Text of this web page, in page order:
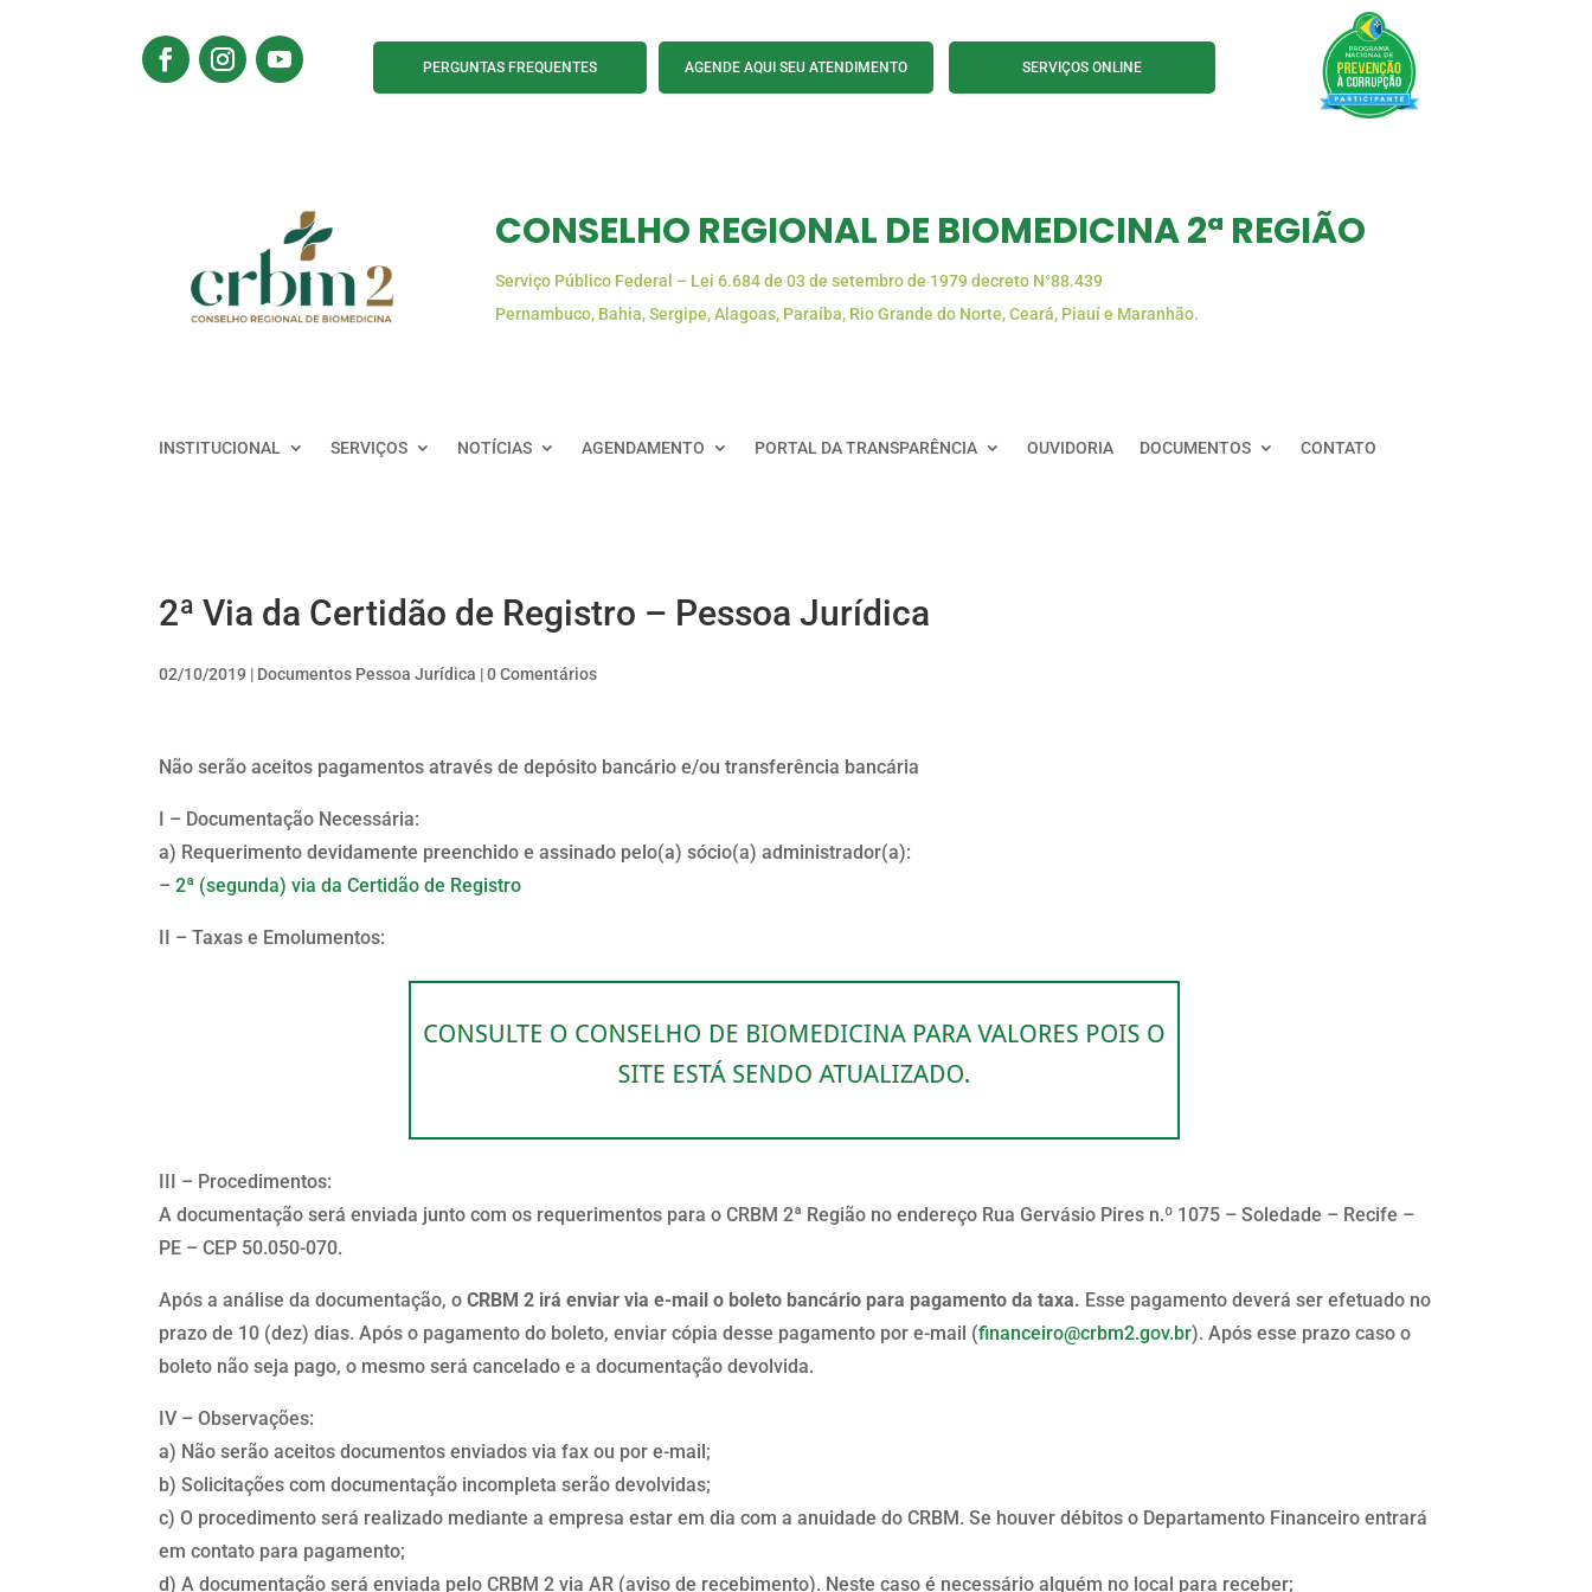
PERGUNTAS FREQUENTES AGENDE AQUI SEU ATENDIMENTO SERVIÇOS ONLINE
CONSELHO REGIONAL DE BIOMEDICINA 2ª REGIÃO
Serviço Público Federal – Lei 6.684 de 03 de setembro de 1979 decreto N°88.439
Pernambuco, Bahia, Sergipe, Alagoas, Paraíba, Rio Grande do Norte, Ceará, Piauí e Maranhão.
INSTITUCIONAL SERVIÇOS NOTÍCIAS AGENDAMENTO PORTAL DA TRANSPARÊNCIA OUVIDORIA DOCUMENTOS CONTATO
2ª Via da Certidão de Registro – Pessoa Jurídica
02/10/2019 | Documentos Pessoa Jurídica |0 Comentários
Não serão aceitos pagamentos através de depósito bancário e/ou transferência bancária
I – Documentação Necessária:
a) Requerimento devidamente preenchido e assinado pelo(a) sócio(a) administrador(a):
–2ª (segunda) via da Certidão de Registro
II – Taxas e Emolumentos:
III – Procedimentos:
A documentação será enviada junto com os requerimentos para o CRBM 2ª Região no endereço Rua Gervásio Pires n.º 1075 – Soledade – Recife –
PE – CEP 50.050-070.
Após a análise da documentação, oCRBM 2 irá enviar via e-mail o boleto bancário para pagamento da taxa. Esse pagamento deverá ser efetuado no
prazo de 10 (dez) dias. Após o pagamento do boleto, enviar cópia desse pagamento por e-mail (financeiro@crbm2.gov.br). Após esse prazo caso o
boleto não seja pago, o mesmo será cancelado e a documentação devolvida.
IV – Observações:
a) Não serão aceitos documentos enviados via fax ou por e-mail;
b) Solicitações com documentação incompleta serão devolvidas;
c) O procedimento será realizado mediante a empresa estar em dia com a anuidade do CRBM. Se houver débitos o Departamento Financeiro entrará
em contato para pagamento;
d) A documentação será enviada pelo CRBM 2 via AR (aviso de recebimento). Neste caso é necessário alguém no local para receber;